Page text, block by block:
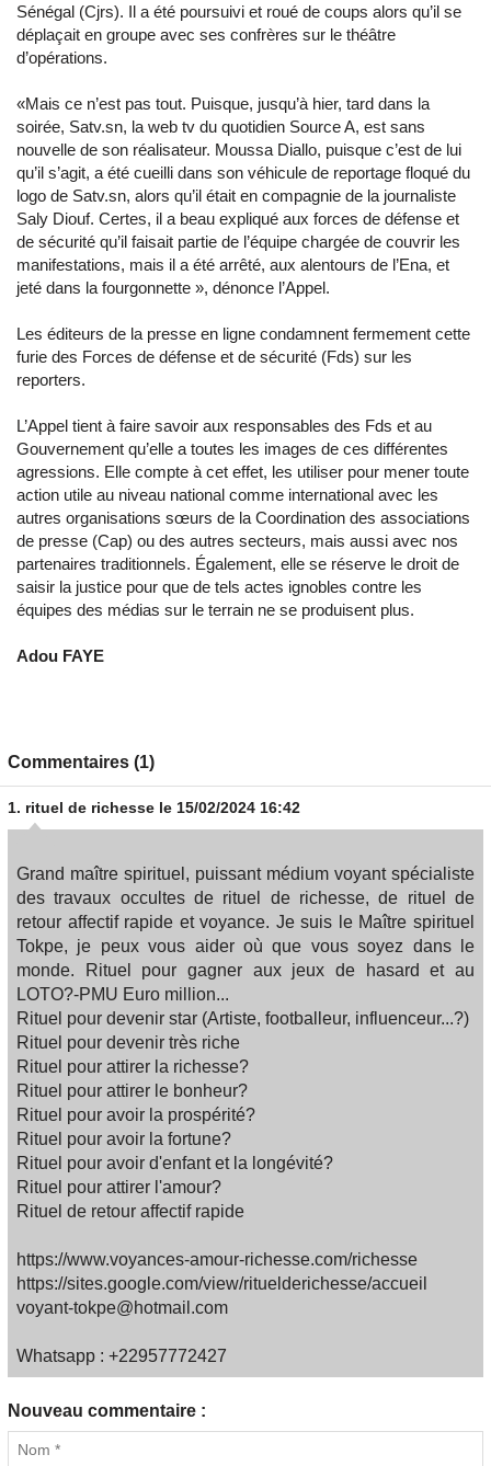
Sénégal (Cjrs). Il a été poursuivi et roué de coups alors qu’il se
déplaçait en groupe avec ses confrères sur le théâtre
d’opérations.
«Mais ce n’est pas tout. Puisque, jusqu’à hier, tard dans la
soirée, Satv.sn, la web tv du quotidien Source A, est sans
nouvelle de son réalisateur. Moussa Diallo, puisque c’est de lui
qu’il s’agit, a été cueilli dans son véhicule de reportage floqué du
logo de Satv.sn, alors qu’il était en compagnie de la journaliste
Saly Diouf. Certes, il a beau expliqué aux forces de défense et
de sécurité qu’il faisait partie de l’équipe chargée de couvrir les
manifestations, mais il a été arrêté, aux alentours de l’Ena, et
jeté dans la fourgonnette », dénonce l’Appel.
Les éditeurs de la presse en ligne condamnent fermement cette
furie des Forces de défense et de sécurité (Fds) sur les
reporters.
L’Appel tient à faire savoir aux responsables des Fds et au
Gouvernement qu’elle a toutes les images de ces différentes
agressions. Elle compte à cet effet, les utiliser pour mener toute
action utile au niveau national comme international avec les
autres organisations sœurs de la Coordination des associations
de presse (Cap) ou des autres secteurs, mais aussi avec nos
partenaires traditionnels. Également, elle se réserve le droit de
saisir la justice pour que de tels actes ignobles contre les
équipes des médias sur le terrain ne se produisent plus.
Adou FAYE
Commentaires (1)
1. rituel de richesse le 15/02/2024 16:42
Grand maître spirituel, puissant médium voyant spécialiste
des travaux occultes de rituel de richesse, de rituel de
retour affectif rapide et voyance. Je suis le Maître spirituel
Tokpe, je peux vous aider où que vous soyez dans le
monde. Rituel pour gagner aux jeux de hasard et au
LOTO?-PMU Euro million...
Rituel pour devenir star (Artiste, footballeur, influenceur...?)
Rituel pour devenir très riche
Rituel pour attirer la richesse?
Rituel pour attirer le bonheur?
Rituel pour avoir la prospérité?
Rituel pour avoir la fortune?
Rituel pour avoir d'enfant et la longévité?
Rituel pour attirer l'amour?
Rituel de retour affectif rapide
https://www.voyances-amour-richesse.com/richesse
https://sites.google.com/view/rituelderichesse/accueil
voyant-tokpe@hotmail.com
Whatsapp : +22957772427
Nouveau commentaire :